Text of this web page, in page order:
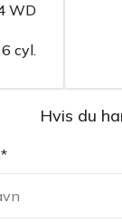
WD
6 cyl.
Hvis du